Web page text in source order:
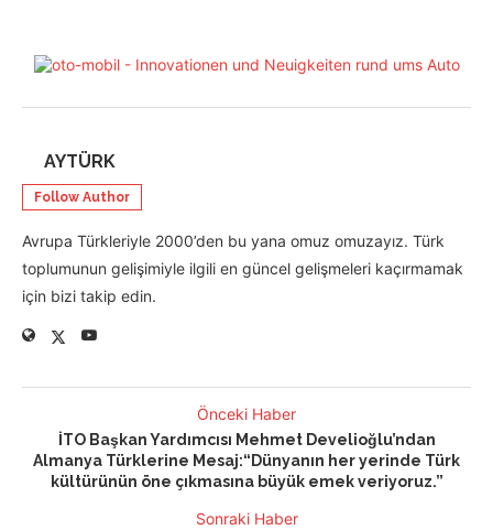
AYTÜRK
Follow Author
Avrupa Türkleriyle 2000’den bu yana omuz omuzayız. Türk
toplumunun gelişimiyle ilgili en güncel gelişmeleri kaçırmamak
için bizi takip edin.
Önceki Haber
İTO Başkan Yardımcısı Mehmet Develioğlu’ndan
Almanya Türklerine Mesaj:“Dünyanın her yerinde Türk
kültürünün öne çıkmasına büyük emek veriyoruz.”
Sonraki Haber